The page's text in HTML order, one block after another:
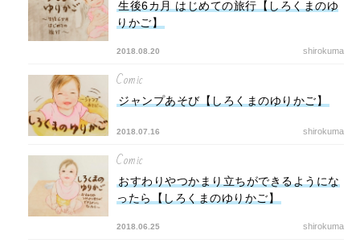
生後6カ月 はじめての旅行【しろくまのゆ
りかご】
2018.08.20 shirokuma
Comic
ジャンプあそび【しろくまのゆりかご】
2018.07.16 shirokuma
Comic
おすわりやつかまり立ちができるようにな
ったら【しろくまのゆりかご】
2018.06.25 shirokuma